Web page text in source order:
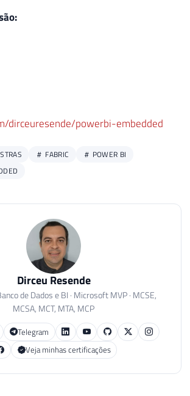
dirceuresende/powerbi-embedded
FABRIC
POWER BI
Dirceu Resende
de Dados e BI · Microsoft MVP · MCSE,
MCSA, MCT, MTA, MCP
Telegram
Veja minhas certificações